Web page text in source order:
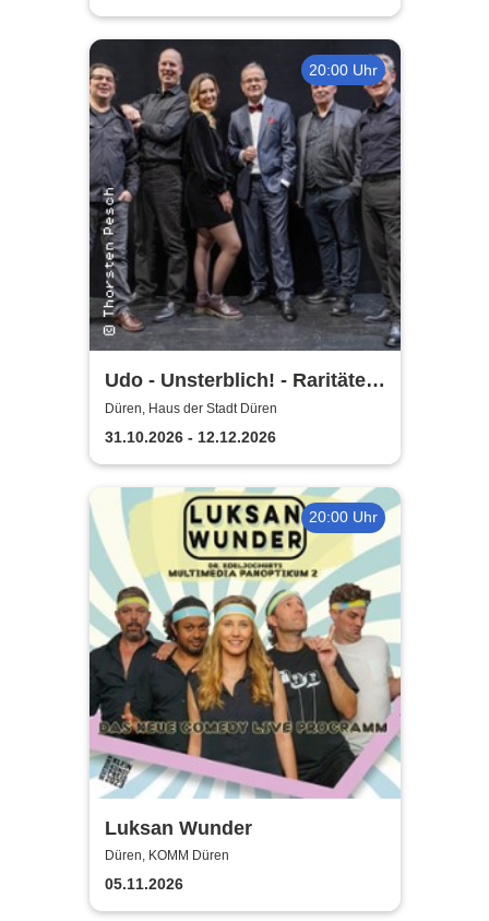
20:00 Uhr
Udo - Unsterblich! - Raritäten-
Band
Düren, Haus der Stadt Düren
31.10.2026 - 12.12.2026
20:00 Uhr
Luksan Wunder
Düren, KOMM Düren
05.11.2026